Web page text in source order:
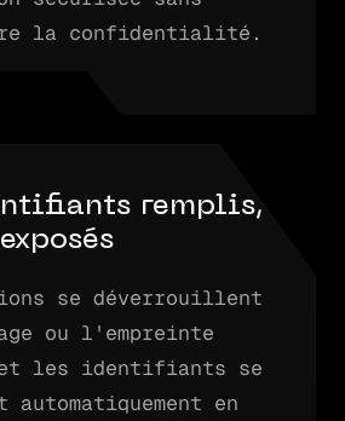
la confidentialité.
remplis,
se déverrouillent
ou l'empreinte
les identifiants se
automatiquement en